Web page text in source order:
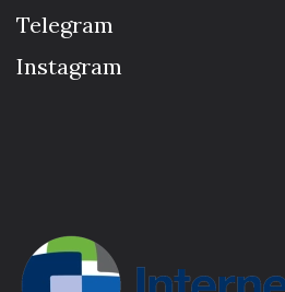
Telegram
Instagram